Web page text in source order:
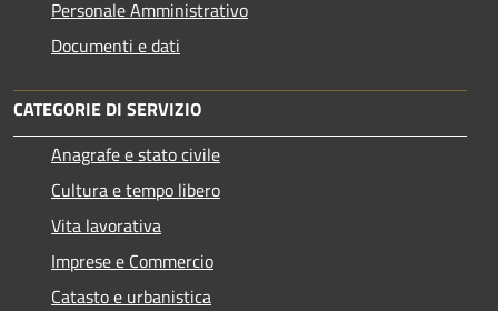
Personale Amministrativo
Documenti e dati
CATEGORIE DI SERVIZIO
Anagrafe e stato civile
Cultura e tempo libero
Vita lavorativa
Imprese e Commercio
Catasto e urbanistica